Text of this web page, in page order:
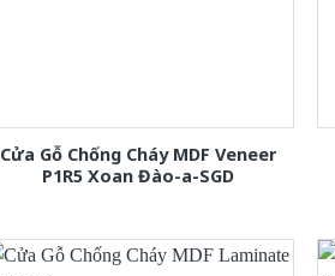
Cửa Gỗ Chống Cháy MDF Veneer
P1R5 Xoan Đào-a-SGD